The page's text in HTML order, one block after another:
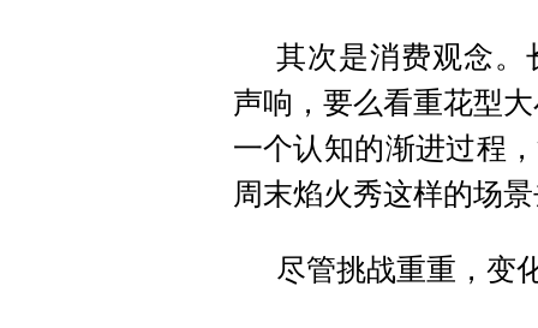
其次是消费观念。
声响，要么看重花型
一个认知的渐进过程
周末焰火秀这样的场
尽管挑战重重，变